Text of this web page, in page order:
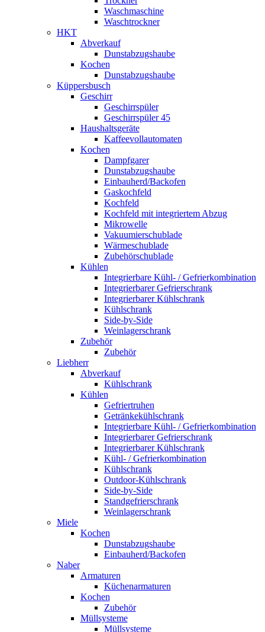
Waschmaschine
Waschtrockner
HKT
Abverkauf
Dunstabzugshaube
Kochen
Dunstabzugshaube
Küppersbusch
Geschirr
Geschirrspüler
Geschirrspüler 45
Haushaltsgeräte
Kaffeevollautomaten
Kochen
Dampfgarer
Dunstabzugshaube
Einbauherd/Backofen
Gaskochfeld
Kochfeld
Kochfeld mit integriertem Abzug
Mikrowelle
Vakuumierschublade
Wärmeschublade
Zubehörschublade
Kühlen
Integrierbare Kühl- / Gefrierkombination
Integrierbarer Gefrierschrank
Integrierbarer Kühlschrank
Kühlschrank
Side-by-Side
Weinlagerschrank
Zubehör
Zubehör
Liebherr
Abverkauf
Kühlschrank
Kühlen
Gefriertruhen
Getränkekühlschrank
Integrierbare Kühl- / Gefrierkombination
Integrierbarer Gefrierschrank
Integrierbarer Kühlschrank
Kühl- / Gefrierkombination
Kühlschrank
Outdoor-Kühlschrank
Side-by-Side
Standgefrierschrank
Weinlagerschrank
Miele
Kochen
Dunstabzugshaube
Einbauherd/Backofen
Naber
Armaturen
Küchenarmaturen
Kochen
Zubehör
Müllsysteme
Müllsysteme